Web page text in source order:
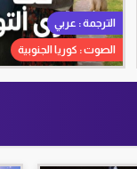
الترجمة : عربي
الصوت : كوريا الجنوبية